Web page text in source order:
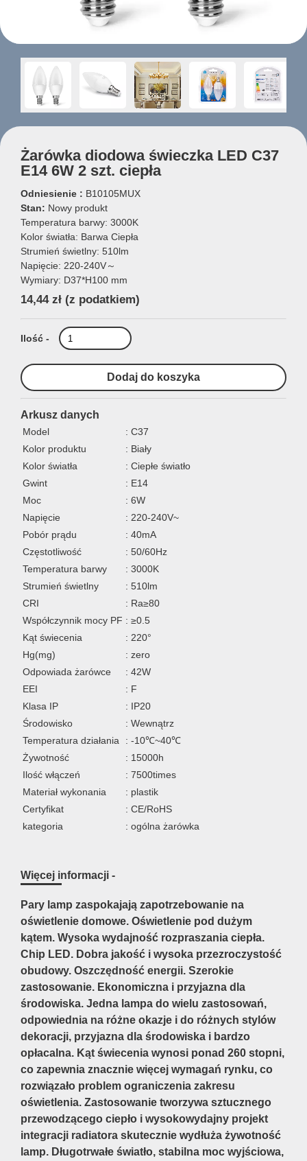
Żarówka diodowa świeczka LED C37
E14 6W 2 szt. ciepła
Odniesienie : B10105MUX
Stan: Nowy produkt
Temperatura barwy: 3000K
Kolor światła: Barwa Ciepła
Strumień świetlny: 510lm
Napięcie: 220-240V～
Wymiary: D37*H100 mm
14,44 zł (z podatkiem)
Ilość -
Arkusz danych
Model
: C37
Kolor produktu
: Biały
Kolor światła
: Ciepłe światło
Gwint
: E14
Moc
: 6W
Napięcie
: 220-240V~
Pobór prądu
: 40mA
Częstotliwość
: 50/60Hz
Temperatura barwy
: 3000K
Strumień świetlny
: 510lm
CRI
: Ra≥80
Współczynnik mocy PF : ≥0.5
Kąt świecenia
: 220°
Hg(mg)
: zero
Odpowiada żarówce
: 42W
EEI
: F
Klasa IP
: IP20
Środowisko
: Wewnątrz
Temperatura działania
: -10℃~40℃
Żywotność
: 15000h
Ilość włączeń
: 7500times
Materiał wykonania
: plastik
Certyfikat
: CE/RoHS
kategoria
: ogólna żarówka
Więcej informacji -
Pary lamp zaspokajają zapotrzebowanie na
oświetlenie domowe. Oświetlenie pod dużym
kątem. Wysoka wydajność rozpraszania ciepła.
Chip LED. Dobra jakość i wysoka przezroczystość
obudowy. Oszczędność energii. Szerokie
zastosowanie. Ekonomiczna i przyjazna dla
środowiska. Jedna lampa do wielu zastosowań,
odpowiednia na różne okazje i do różnych stylów
dekoracji, przyjazna dla środowiska i bardzo
opłacalna. Kąt świecenia wynosi ponad 260 stopni,
co zapewnia znacznie więcej wymagań rynku, co
rozwiązało problem ograniczenia zakresu
oświetlenia. Zastosowanie tworzywa sztucznego
przewodzącego ciepło i wysokowydajny projekt
integracji radiatora skutecznie wydłuża żywotność
lamp. Długotrwałe światło, stabilna moc wyjściowa,